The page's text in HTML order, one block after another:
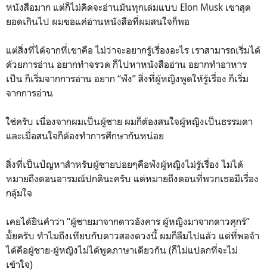
หนังสือมาก แต่ก็ไม่คิดจะอ่านมันทุกเล่มแบบ Elon Musk เขาสุด
ยอดเกินไป ผมขอแค่อ่านหนังสือที่ผมสนใจก็พอ
แต่สิ่งที่ได้จากที่เขาคือ ไม่ว่าจะอยากรู้เรื่องอะไร เราสามารถเริ่มได้
ด้วยการอ่าน อยากทำจรวด ก็ไปหาหนังสืออ่าน อยากทำอาหาร
เป็น ก็เริ่มจากการอ่าน อยาก “ฟัง” สิ่งที่ผู้หญิงพูดให้รู้เรื่อง ก็เริ่ม
จากการอ่าน
ใช่ครับ เนื่องจากผมเป็นผู้ชาย ผมก็ต้องสนใจผู้หญิงเป็นธรรมดา
และเมื่อสนใจก็ต้องทำการศึกษากันหน่อย
สิ่งที่เป็นปัญหาสำหรับผู้ชายบ่อยๆคือฟังผู้หญิงไม่รู้เรื่อง ไม่ได้
หมายถึงตอนอารมณ์ปกตินะครับ แต่หมายถึงตอนที่พวกเธอมีเรื่อง
กลุ้มใจ
เคยได้ยินคำว่า “ผู้ชายมาจากดาวอังคาร ผู้หญิงมาจากดาวศุกร์”
มั้ยครับ ทำไมถึงเทียบกับดาวสองดวงนี้ ผมก็ลืมไปแล้ว แต่ที่พอจำ
ได้คือผู้ชาย-ผู้หญิงไม่ได้พูดภาษาเดียวกัน (ก็ไม่แปลกที่จะไม่
เข้าใจ)